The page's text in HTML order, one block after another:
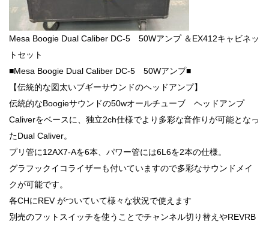
Mesa Boogie Dual Caliber DC-5 50Wアンプ ＆EX412キャビネッ
トセット
■Mesa Boogie Dual Caliber DC-5 50Wアンプ■
【伝統的な図太いブギーサウンドのヘッドアンプ】
伝統的なBoogieサウンドの50wオールチューブ ヘッドアンプ
Caliverをベースに、独立2ch仕様でより多彩な音作りが可能となっ
たDual Caliver。
プリ管に12AX7-Aを6本、パワー管には6L6を2本の仕様。
グラフックイコライザーも付いていますので多彩なサウンドメイ
クが可能です。
各CHにREV がついていて様々な状況で使えます
別売のフットスイッチを使うことでチャンネル切り替えやREVRB